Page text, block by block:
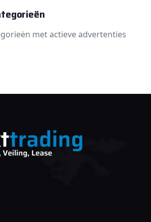
met actieve advertenties